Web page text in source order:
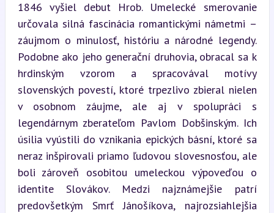
1846 vyšiel debut Hrob. Umelecké smerovanie
určovala silná fascinácia romantickými námetmi –
záujmom o minulosť, históriu a národné legendy.
Podobne ako jeho generační druhovia, obracal sa k
hrdinským vzorom a spracovával motívy
slovenských povestí, ktoré trpezlivo zbieral nielen
v osobnom záujme, ale aj v spolupráci s
legendárnym zberateľom Pavlom Dobšinským. Ich
úsilia vyústili do vznikania epických básní, ktoré sa
neraz inšpirovali priamo ľudovou slovesnosťou, ale
boli zároveň osobitou umeleckou výpoveďou o
identite Slovákov. Medzi najznámejšie patrí
predovšetkým Smrť Jánošíkova, najrozsiahlejšia